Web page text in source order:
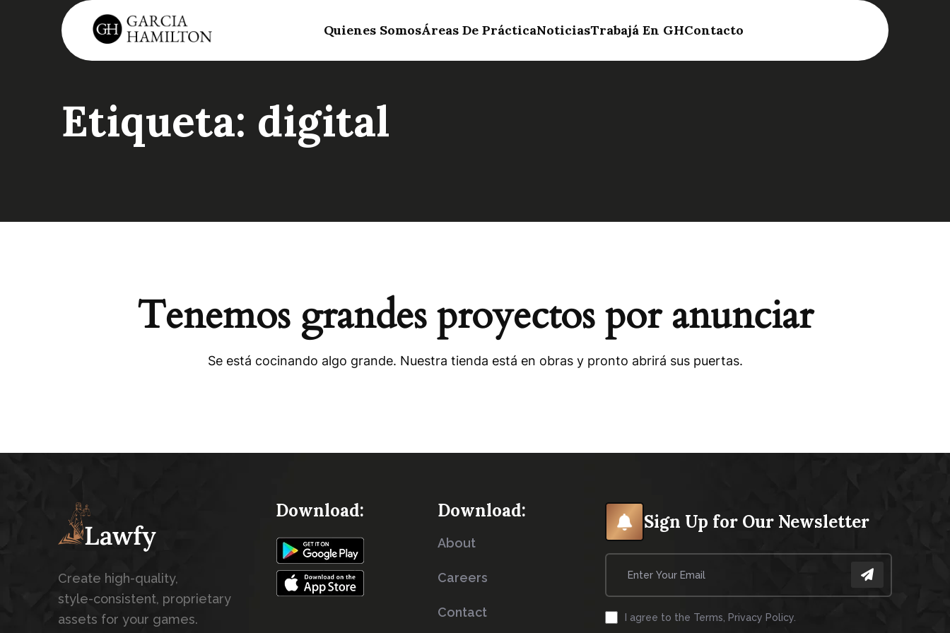
Quienes SomosÁreas De PrácticaNoticiasTrabajá En GHContacto
Etiqueta: digital
Tenemos grandes proyectos por anunciar
Se está cocinando algo grande. Nuestra tienda está en obras y pronto abrirá sus puertas.
Create high-quality,
style-consistent, proprietary
assets for your games.
Download: Download:
About
Careers
Contact
Sign Up for Our Newsletter
I agree to the Terms, Privacy Policy.